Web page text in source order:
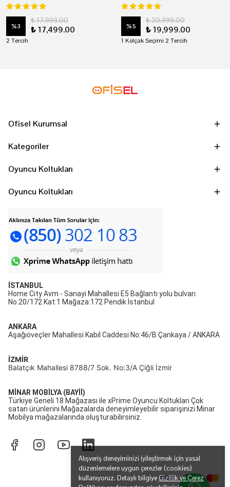
Alışveriş deneyiminizi iyileştirmek için yasal
düzenlemelere uygun çerezler (cookies)
kullanıyoruz. Detaylı bilgiye Gizlilik ve Çerez
%3
₺ 17,999.00
₺ 17,499.00
2 Tercih
%5
₺ 20,999.00
₺ 19,999.00
1 Kolçak Seçimi 2 Tercih
Ofisel Kurumsal
Kategoriler
Oyuncu Koltukları
Oyuncu Koltukları
İSTANBUL
Home City Avm - Sanayi Mahallesi E5 Bağlantı yolu bulvarı
No:20/172 Kat:1 Mağaza:172 Pendik İstanbul
ANKARA
Aşağıöveçler Mahallesi Kabil Caddesi No:46/B Çankaya / ANKARA
İZMİR
Balatçık Mahallesi 8788/7 Sok. No:3/A Çiğli İzmir
MİNAR MOBİLYA (BAYİİ)
Türkiye Geneli 18 Mağazası ile xPrime Oyuncu Koltukları Çok
satan ürünlerini Mağazalarda deneyimleyebilir siparişinizi Minar
Mobilya mağazalarında oluşturabilirsiniz.